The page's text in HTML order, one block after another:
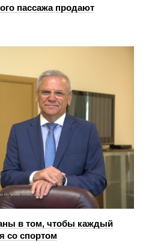
пассажа продают
в том, чтобы каждый
со спортом